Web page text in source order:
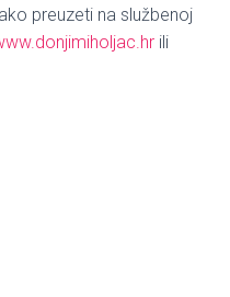
preuzeti na službenoj
ili